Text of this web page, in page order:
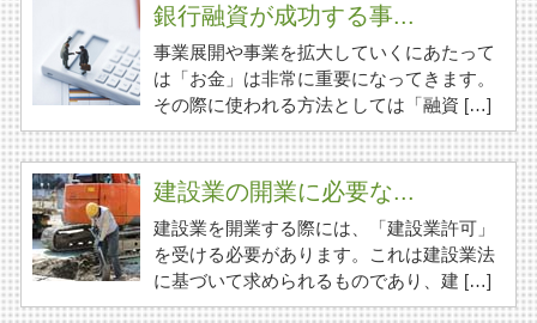
銀行融資が成功する事...
事業展開や事業を拡大していくにあたって
は「お金」は非常に重要になってきます。
その際に使われる方法としては「融資 […]
建設業の開業に必要な...
建設業を開業する際には、「建設業許可」
を受ける必要があります。これは建設業法
に基づいて求められるものであり、建 […]